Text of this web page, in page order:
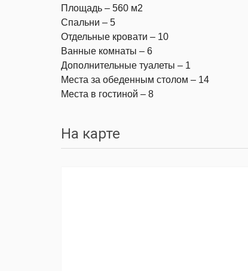
Площадь – 560 м2
Спальни – 5
Отдельные кровати – 10
Ванные комнаты – 6
Дополнительные туалеты – 1
Места за обеденным столом – 14
Места в гостиной – 8
На карте